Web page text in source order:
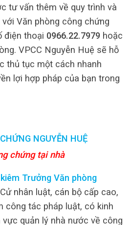
tư vấn thêm về quy trình và
với Văn phòng công chứng
điện thoại 0966.22.7979 hoặc
VPCC Nguyễn Huệ sẽ hỗ
thủ tục một cách nhanh
lợi hợp pháp của bạn trong
NGUYỄN HUỆ
chứng tại nhà
Trưởng Văn phòng
Cử nhân luật, cán bộ cấp cao,
công tác pháp luật, có kinh
quản lý nhà nước về công